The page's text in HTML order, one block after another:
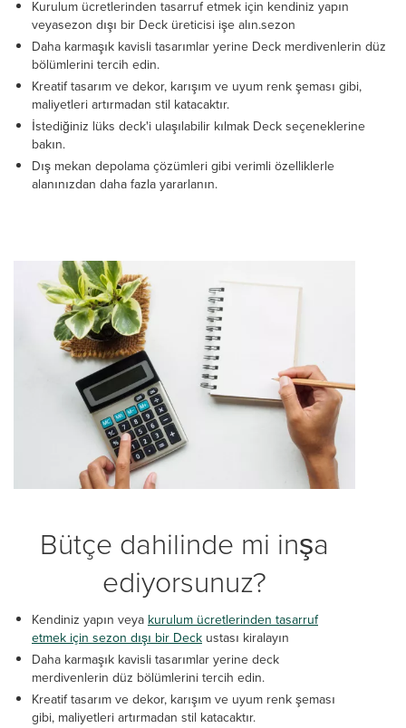
Kurulum ücretlerinden tasarruf etmek için kendiniz yapın
veyasezon dışı bir Deck üreticisi işe alın.sezon
Daha karmaşık kavisli tasarımlar yerine Deck merdivenlerin düz
bölümlerini tercih edin.
Kreatif tasarım ve dekor, karışım ve uyum renk şeması gibi,
maliyetleri artırmadan stil katacaktır.
İstediğiniz lüks deck'i ulaşılabilir kılmak Deck seçeneklerine
bakın.
Dış mekan depolama çözümleri gibi verimli özelliklerle
alanınızdan daha fazla yararlanın.
Bütçe dahilinde mi inşa
ediyorsunuz?
Kendiniz yapın veya kurulum ücretlerinden tasarruf
etmek için sezon dışı bir Deck ustası kiralayın
Daha karmaşık kavisli tasarımlar yerine deck
merdivenlerin düz bölümlerini tercih edin.
Kreatif tasarım ve dekor, karışım ve uyum renk şeması
gibi, maliyetleri artırmadan stil katacaktır.